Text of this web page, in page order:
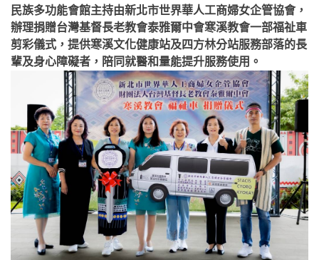
民族多功能會館主持由新北市世界華人工商婦女企管協會，
辦理捐贈台灣基督長老教會泰雅爾中會寒溪教會一部福祉車
剪彩儀式，提供寒溪文化健康站及四方林分站服務部落的長
輩及身心障礙者，陪同就醫和量能提升服務使用。